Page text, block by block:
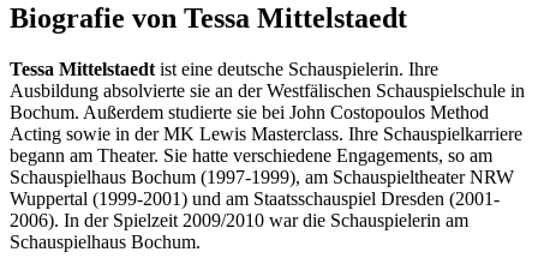
Biografie von Tessa Mittelstaedt
Tessa Mittelstaedt ist eine deutsche Schauspielerin. Ihre
Ausbildung absolvierte sie an der Westfälischen Schauspielschule in
Bochum. Außerdem studierte sie bei John Costopoulos Method
Acting sowie in der MK Lewis Masterclass. Ihre Schauspielkarriere
begann am Theater. Sie hatte verschiedene Engagements, so am
Schauspielhaus Bochum (1997-1999), am Schauspieltheater NRW
Wuppertal (1999-2001) und am Staatsschauspiel Dresden (2001-
2006). In der Spielzeit 2009/2010 war die Schauspielerin am
Schauspielhaus Bochum.